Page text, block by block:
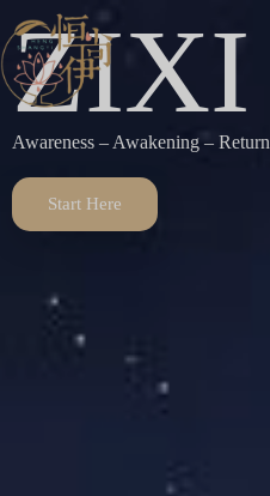
ZIXI
Awareness – Awakening – Return
Start Here